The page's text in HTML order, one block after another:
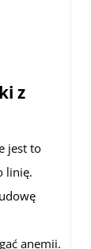
z
jest to
linię.
anemii.